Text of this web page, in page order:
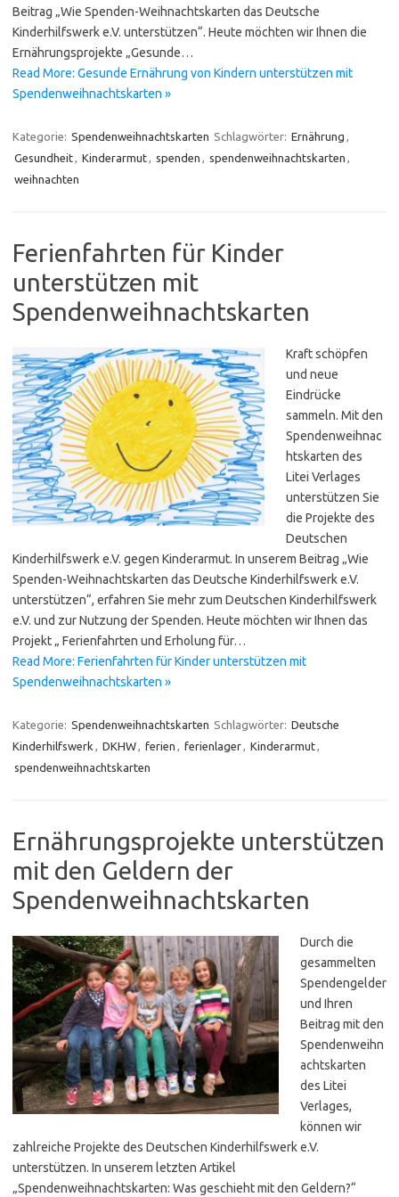
Beitrag „Wie Spenden-Weihnachtskarten das Deutsche
Kinderhilfswerk e.V. unterstützen“. Heute möchten wir Ihnen die
Ernährungsprojekte „Gesunde…
Read More: Gesunde Ernährung von Kindern unterstützen mit
Spendenweihnachtskarten »
Kategorie: Spendenweihnachtskarten Schlagwörter: Ernährung
Gesundheit
Kinderarmut spenden spendenweihnachtskarten
weihnachten
Ferienfahrten für Kinder
unterstützen mit
Spendenweihnachtskarten
Kraft schöpfen
und neue
Eindrücke
sammeln. Mit den
Spendenweihnac
htskarten des
Litei Verlages
unterstützen Sie
die Projekte des
Deutschen
Kinderhilfswerk e.V. gegen Kinderarmut. In unserem Beitrag „Wie
Spenden-Weihnachtskarten das Deutsche Kinderhilfswerk e.V.
unterstützen“, erfahren Sie mehr zum Deutschen Kinderhilfswerk
e.V. und zur Nutzung der Spenden. Heute möchten wir Ihnen das
Projekt „ Ferienfahrten und Erholung für…
Read More: Ferienfahrten für Kinder unterstützen mit
Spendenweihnachtskarten »
Kategorie: Spendenweihnachtskarten Schlagwörter: Deutsche
Kinderhilfswerk
DKHW ferien ferienlager Kinderarmut
spendenweihnachtskarten
Ernährungsprojekte unterstützen
mit den Geldern der
Spendenweihnachtskarten
Durch die
gesammelten
Spendengelder
und Ihren
Beitrag mit den
Spendenweihn
achtskarten
des Litei
Verlages,
können wir
zahlreiche Projekte des Deutschen Kinderhilfswerk e.V.
unterstützen. In unserem letzten Artikel
„Spendenweihnachtskarten: Was geschieht mit den Geldern?“